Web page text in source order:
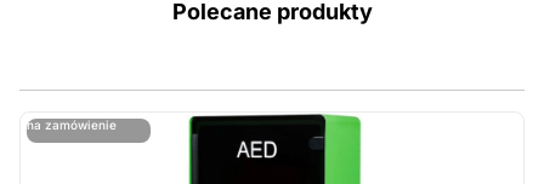
Polecane produkty
na zamówienie
ostatnie sztuki